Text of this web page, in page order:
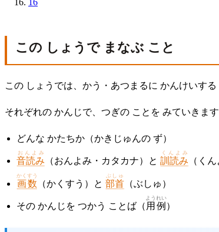
この しょうで まなぶ こと
この しょうでは、かう・あつまるに かんけいす
それぞれの かんじで、つぎの ことを みていきます
どんな かたちか（かきじゅんの ず）
音読み
おんよみ
（おんよみ・カタカナ）と 訓読み
くんよみ
（く
画数
かくすう
（かくすう）と 部首
ぶしゅ
（ぶしゅ）
その かんじを つかう ことば（ 用例
ようれい
）